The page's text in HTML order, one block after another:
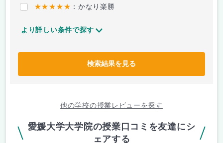
★★★★★ ：かなり楽勝
より詳しい条件で探す
検索結果を見る
他の学校の授業レビューを探す
愛媛大学大学院の授業口コミを友達にシ
ェアする